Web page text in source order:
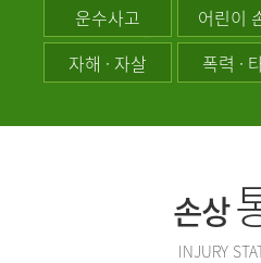
운수사고 어린이
자해 · 자살
폭력 ·
손상
INJURY